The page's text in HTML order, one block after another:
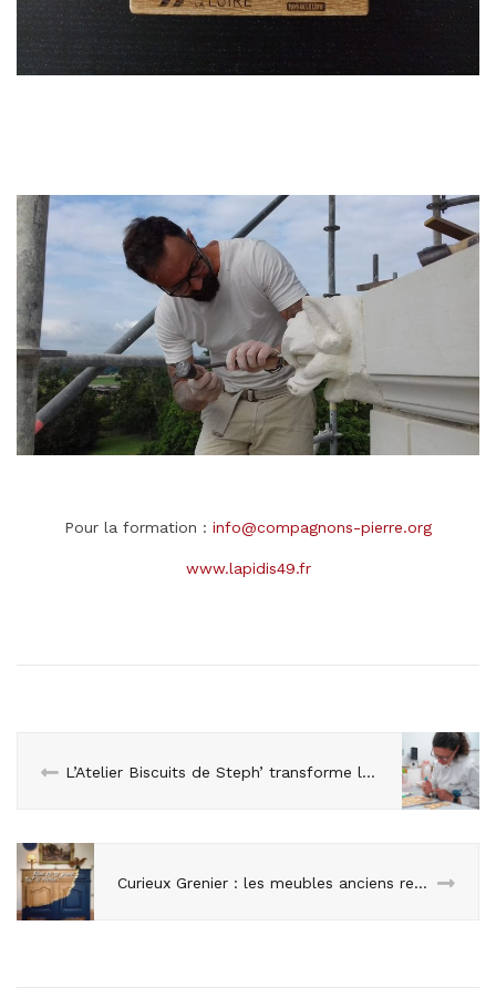
Pour la formation : info@compagnons-pierre.org
www.lapidis49.fr
L’Atelier Biscuits de Steph’ transforme la gourmandise en art
Curieux Grenier : les meubles anciens retrouvent vie grâce à Clémence Plane